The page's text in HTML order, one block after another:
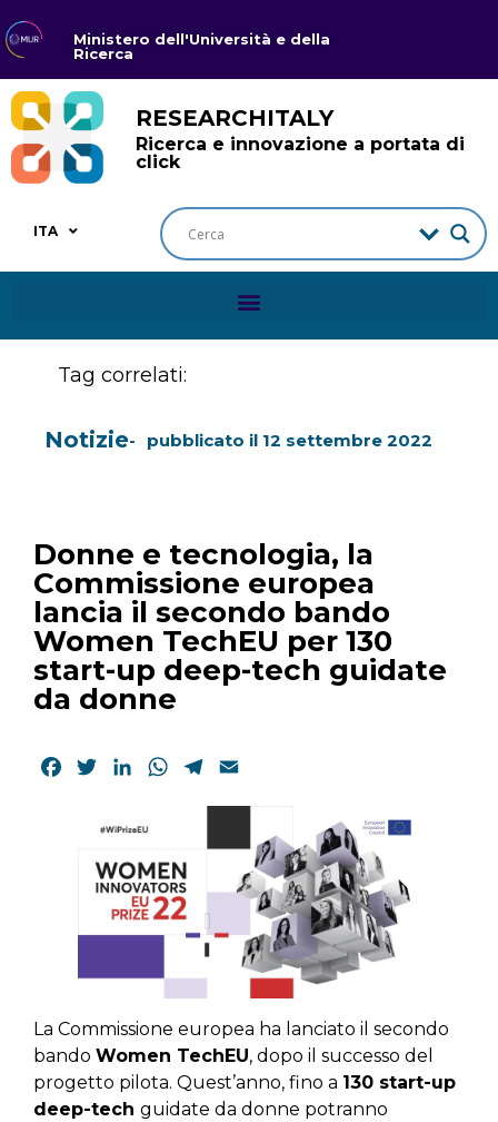
Ministero dell'Università e della
Ricerca
RESEARCHITALY
Ricerca e innovazione a portata di
click
ITA
Tag correlati:
Notizie pubblicato il 12 settembre 2022
Donne e tecnologia, la
Commissione europea
lancia il secondo bando
Women TechEU per 130
start-up deep-tech guidate
da donne
Facebook
TwitterLinkedInWhatsApp
Telegram
La Commissione europea ha lanciato il secondo
bando Women TechEU, dopo il successo del
progetto pilota. Quest’anno, fino a 130 start-up
deep-tech guidate da donne potranno